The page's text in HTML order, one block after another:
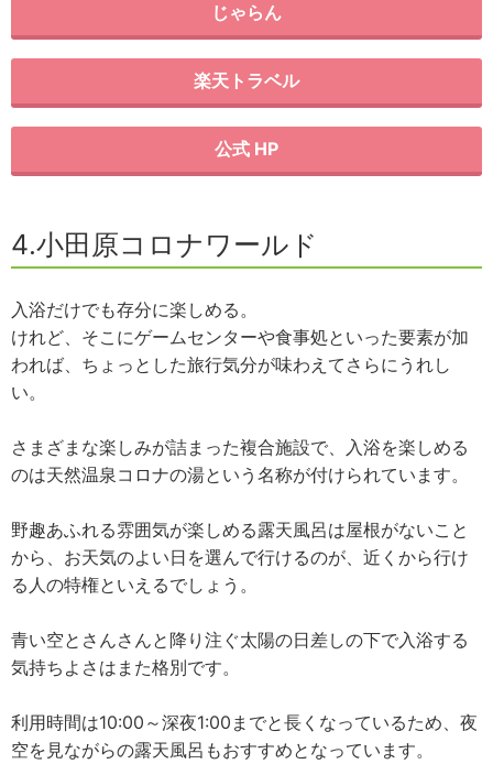
じゃらん
楽天トラベル
公式 HP
4.小田原コロナワールド
入浴だけでも存分に楽しめる。
けれど、そこにゲームセンターや食事処といった要素が加
われば、ちょっとした旅行気分が味わえてさらにうれし
い。
さまざまな楽しみが詰まった複合施設で、入浴を楽しめる
のは天然温泉コロナの湯という名称が付けられています。
野趣あふれる雰囲気が楽しめる露天風呂は屋根がないこと
から、お天気のよい日を選んで行けるのが、近くから行け
る人の特権といえるでしょう。
青い空とさんさんと降り注ぐ太陽の日差しの下で入浴する
気持ちよさはまた格別です。
利用時間は10:00～深夜1:00までと長くなっているため、夜
空を見ながらの露天風呂もおすすめとなっています。